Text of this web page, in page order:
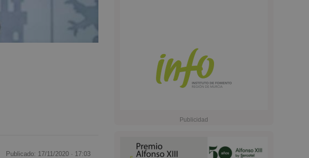
Publicado: 17/11/2020 · 17:03